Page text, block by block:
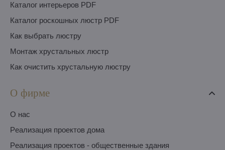
Каталог интерьеров PDF
Каталог роскошных люстр PDF
Как выбрать люстру
Монтаж хрустальных люстр
Как очистить хрустальную люстру
О фирме
O нас
Pеализация проектов дома
Pеализация проектов - общественные здания